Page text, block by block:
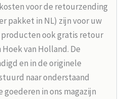
voor de retourzending
pakket in NL) zijn voor uw
ook gratis retour
van Holland. De
en in de originele
naar onderstaand
goederen in ons magazijn